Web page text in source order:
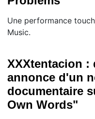
Une performance
Music.
XXXtentacion :
annonce d'un
documentaire
Own Words"